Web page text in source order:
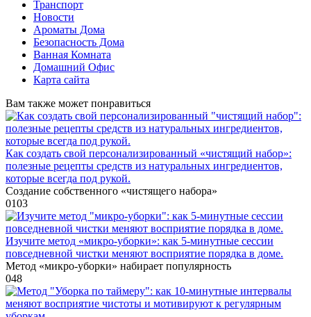
Транспорт
Новости
Ароматы Дома
Безопасность Дома
Ванная Комната
Домашний Офис
Карта сайта
Вам также может понравиться
Как создать свой персонализированный «чистящий набор»:
полезные рецепты средств из натуральных ингредиентов,
которые всегда под рукой.
Создание собственного «чистящего набора»
0103
Изучите метод «микро-уборки»: как 5-минутные сессии
повседневной чистки меняют восприятие порядка в доме.
Метод «микро-уборки» набирает популярность
048